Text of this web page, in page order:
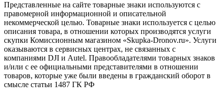
Представленные на сайте товарные знаки используются с
правомерной информационной и описательной
некоммерческой целью. Товарные знаки используется с целью
описания товара, в отношении которых производятся услуги
скупки Комиссионным магазином «Skupka-Dronov.ru». Услуги
оказываются в сервисных центрах, не связанных с
компаниями DJI и Autel. Правообладателями товарных знаков
и/или с ее официальными представителями в отношении
товаров, которые уже были введены в гражданский оборот в
смысле статьи 1487 ГК РФ